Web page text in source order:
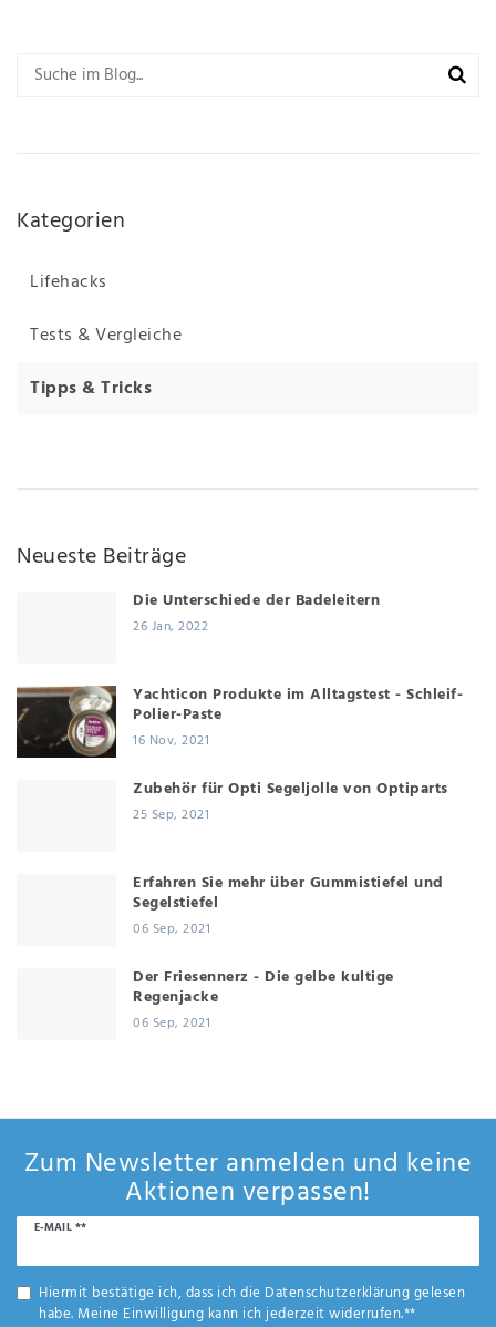
Kategorien
Lifehacks
Tests & Vergleiche
Tipps & Tricks
Neueste Beiträge
Die Unterschiede der Badeleitern
26 Jan, 2022
Yachticon Produkte im Alltagstest - Schleif-
Polier-Paste
16 Nov, 2021
Zubehör für Opti Segeljolle von Optiparts
25 Sep, 2021
Erfahren Sie mehr über Gummistiefel und
Segelstiefel
06 Sep, 2021
Der Friesennerz - Die gelbe kultige
Regenjacke
06 Sep, 2021
Zum Newsletter anmelden und keine
Aktionen verpassen!
E-MAIL **
Newsletter
Hiermit bestätige ich, dass ich die Daten­schutz­erklärunggelesen
habe. Meine Einwilligung kann ich jederzeit widerrufen.**